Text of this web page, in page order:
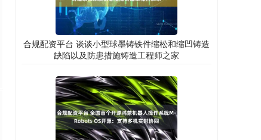
合规配资平台 ​谈谈小型球墨铸铁件缩松和缩凹铸造
缺陷以及防患措施铸造工程师之家